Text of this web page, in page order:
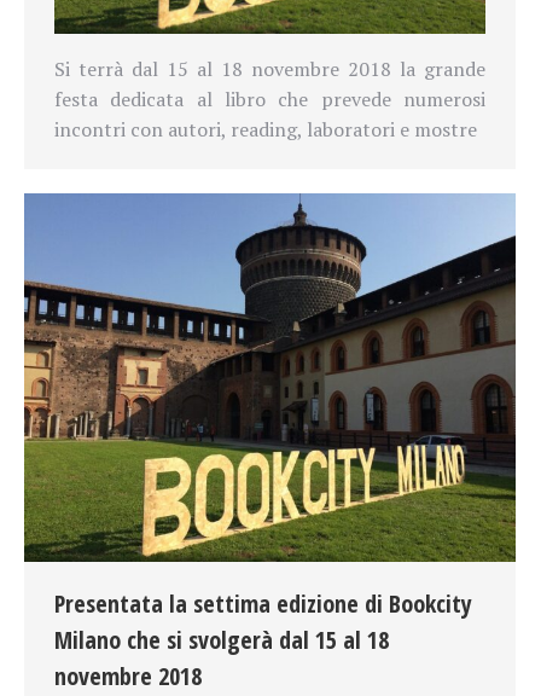
Si terrà dal 15 al 18 novembre 2018 la grande
festa dedicata al libro che prevede numerosi
incontri con autori, reading, laboratori e mostre
Presentata la settima edizione di Bookcity
Milano che si svolgerà dal 15 al 18
novembre 2018